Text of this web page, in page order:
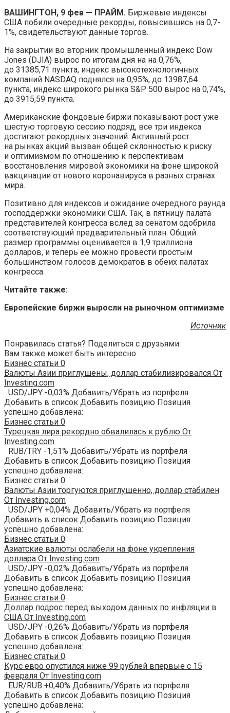
ВАШИНГТОН, 9 фев — ПРАЙМ. Биржевые индексы
США побили очередные рекорды, повысившись на 0,7-
1%, свидетельствуют данные торгов.
На закрытии во вторник промышленный индекс Dow
Jones (DJIA) вырос по итогам дня на на 0,76%,
до 31385,71 пункта, индекс высокотехнологичных
компаний NASDAQ поднялся на 0,95%, до 13987,64
пункта, индекс широкого рынка S&P 500 вырос на 0,74%,
до 3915,59 пункта.
Американские фондовые биржи показывают рост уже
шестую торговую сессию подряд, все три индекса
достигают рекордных значений. Активный рост
на рынках акций вызван общей склонностью к риску
и оптимизмом по отношению к перспективам
восстановления мировой экономики на фоне широкой
вакцинации от нового коронавируса в разных странах
мира.
Позитивно для индексов и ожидание очередного раунда
господдержки экономики США. Так, в пятницу палата
представителей конгресса вслед за сенатом одобрила
соответствующий предварительный план. Общий
размер программы оценивается в 1,9 триллиона
долларов, и теперь ее можно провести простым
большинством голосов демократов в обеих палатах
конгресса.
Читайте также:
Европейские биржи выросли на рыночном оптимизме
Источник
Понравилась статья? Поделиться с друзьями:
Вам также может быть интересно
Бизнес статьи 0
Валюты Азии приглушены, доллар стабилизировался От
Investing.com
USD/JPY -0,03% Добавить/Убрать из портфеля
Добавить в список Добавить позицию Позиция
успешно добавлена:
Бизнес статьи 0
Турецкая лира рекордно обвалилась к рублю От
Investing.com
RUB/TRY -1,51% Добавить/Убрать из портфеля
Добавить в список Добавить позицию Позиция
успешно добавлена:
Бизнес статьи 0
Валюты Азии торгуются приглушенно, доллар стабилен
От Investing.com
USD/JPY +0,04% Добавить/Убрать из портфеля
Добавить в список Добавить позицию Позиция
успешно добавлена:
Бизнес статьи 0
Азиатские валюты ослабели на фоне укрепления
доллара От Investing.com
USD/JPY -0,02% Добавить/Убрать из портфеля
Добавить в список Добавить позицию Позиция
успешно добавлена:
Бизнес статьи 0
Доллар подрос перед выходом данных по инфляции в
США От Investing.com
USD/JPY -0,26% Добавить/Убрать из портфеля
Добавить в список Добавить позицию Позиция
успешно добавлена:
Бизнес статьи 0
Курс евро опустился ниже 99 рублей впервые с 15
февраля От Investing.com
EUR/RUB +0,40% Добавить/Убрать из портфеля
Добавить в список Добавить позицию Позиция
успешно добавлена: